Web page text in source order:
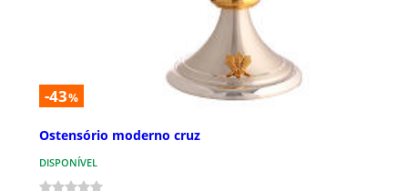
-43%
Ostensório moderno cruz
DISPONÍVEL